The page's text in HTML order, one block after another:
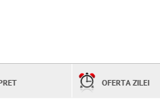
OFERTA ZILEI